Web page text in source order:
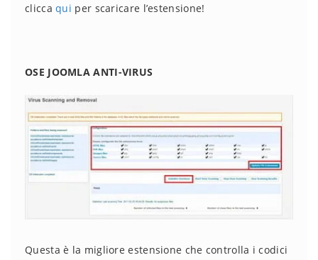
cliccaqui per scaricare l’estensione!
OSE JOOMLA ANTI-VIRUS
Questa è la migliore estensione che controlla i codici